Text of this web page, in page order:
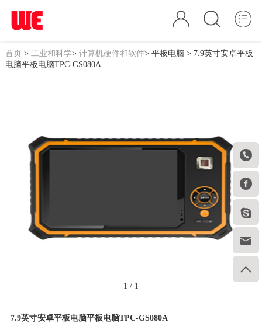





首页> 工业和科学> 计算机硬件和软件> 平板电脑 > 7.9英寸安卓平板
电脑平板电脑TPC-GS080A
1 / 1
7.9英寸安卓平板电脑平板电脑TPC-GS080A